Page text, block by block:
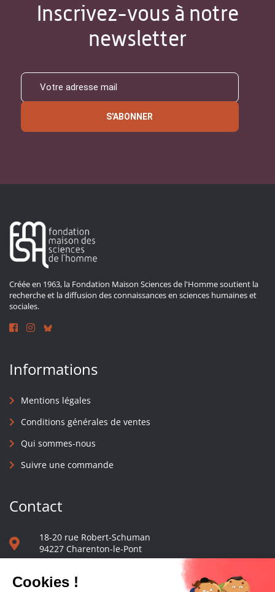
Inscrivez-vous à notre
newsletter
S'ABONNER
Créée en 1963, la Fondation Maison Sciences de l'Homme soutient la
recherche et la diffusion des connaissances en sciences humaines et
sociales.
Informations
Mentions légales
Conditions générales de ventes
Qui sommes-nous
Suivre une commande
Contact
18-20 rue Robert-Schuman
94227 Charenton-le-Pont